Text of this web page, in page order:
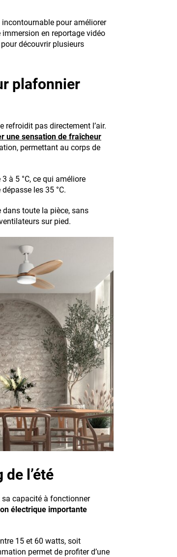
pour améliorer
en reportage vidéo
découvrir plusieurs
plafonnier
refroidit pas directement l’air.
une sensation de fraîcheur
permettant au corps de
à 5 °C, ce qui améliore
les 35 °C.
toute la pièce, sans
sur pied.
l’été
sa capacité à fonctionner
électrique importante
15 et 60 watts, soit
permet de profiter d’une